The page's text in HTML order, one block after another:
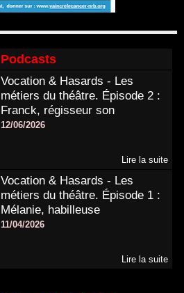
Podcasts
Vocation & Hasards - Les
métiers du théâtre. Épisode 2 :
Franck, régisseur son
12/06/2026
Lire la suite
Vocation & Hasards - Les
métiers du théâtre. Épisode 1 :
Mélanie, habilleuse
11/04/2026
Lire la suite